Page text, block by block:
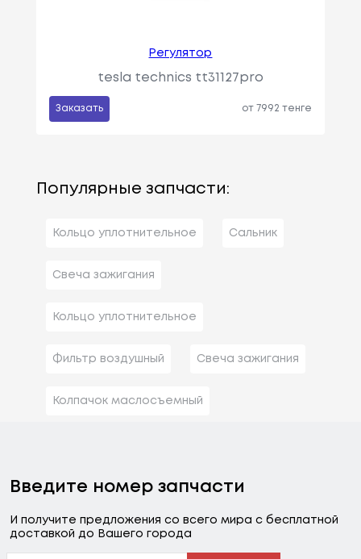
Регулятор
tesla technics tt31127pro
Заказать от 7992 тенге
Популярные запчасти:
Кольцо уплотнительное Сальник
Свеча зажигания
Кольцо уплотнительное
Фильтр воздушный Свеча зажигания
Колпачок маслосъемный
Введите номер запчасти
И получите предложения со всего мира с бесплатной
доставкой до Вашего города